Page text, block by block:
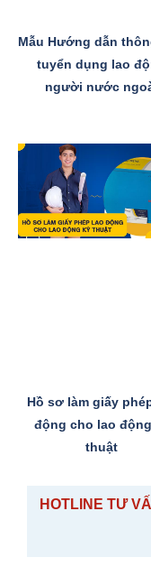
Mẫu Hướng dẫn
tuyển dụng lao
người nước
Hồ sơ làm giấy
động cho lao
thuật
HOTLINE TƯ